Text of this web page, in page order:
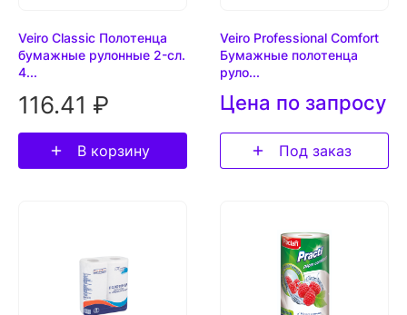
Veiro Classic Полотенца
бумажные рулонные 2-сл.
4...
116.41 ₽
В корзину
Veiro Professional Comfort
Бумажные полотенца
руло...
Цена по запросу
Под заказ